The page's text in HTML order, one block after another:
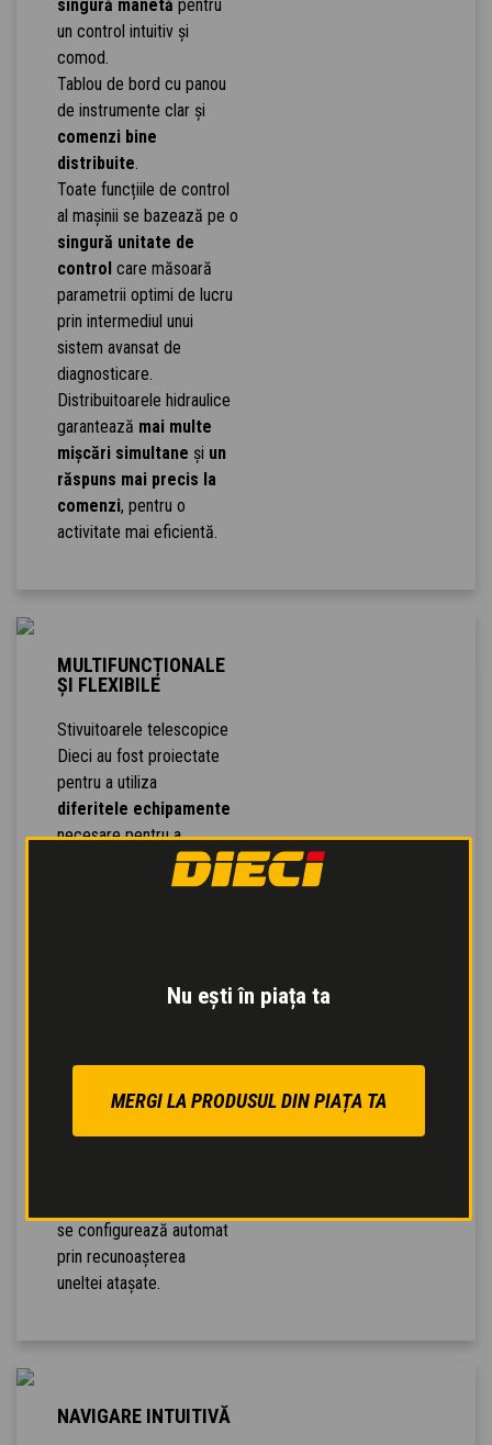
Nu ești în piața ta
MERGI LA PRODUSUL DIN PIAȚA TA
singură manetă pentru
un control intuitiv și
comod.
Tablou de bord cu panou
de instrumente clar și
comenzi bine
distribuite.
Toate funcțiile de control
al mașinii se bazează pe o
singură unitate de
control care măsoară
parametrii optimi de lucru
prin intermediul unui
sistem avansat de
diagnosticare.
Distribuitoarele hidraulice
garantează mai multe
mișcări simultane și un
răspuns mai precis la
comenzi, pentru o
activitate mai eficientă.
MULTIFUNCȚIONALE
ȘI FLEXIBILE
Stivuitoarele telescopice
Dieci au fost proiectate
pentru a utiliza
diferitele echipamente
necesare pentru a
lucrările necesarede
coșuri de transport de
beton, măturătoare,
împrăștietoare de sare,
se configurează automat
prin recunoașterea
uneltei atașate.
NAVIGARE INTUITIVĂ